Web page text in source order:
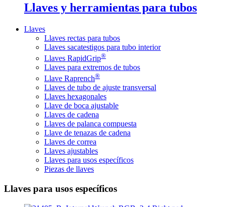
Llaves y herramientas para tubos
Llaves
Llaves rectas para tubos
Llaves sacatestigos para tubo interior
Llaves RapidGrip®
Llaves para extremos de tubos
Llave Raprench®
Llaves de tubo de ajuste transversal
Llaves hexagonales
Llave de boca ajustable
Llaves de cadena
Llaves de palanca compuesta
Llave de tenazas de cadena
Llaves de correa
Llaves ajustables
Llaves para usos específicos
Piezas de llaves
Llaves para usos específicos